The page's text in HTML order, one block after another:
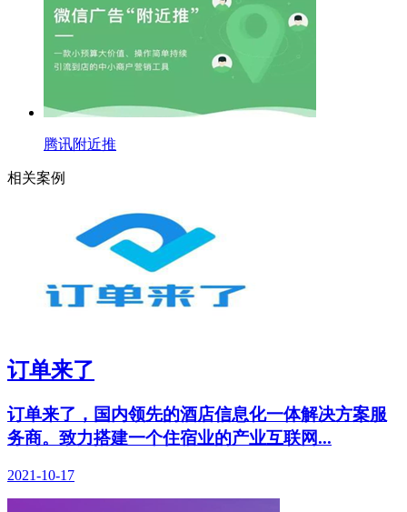
腾讯附近推
相关案例
订单来了
订单来了，国内领先的酒店信息化一体解决方案服
务商。致力搭建一个住宿业的产业互联网...
2021-10-17